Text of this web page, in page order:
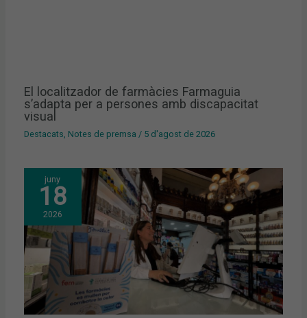
El localitzador de farmàcies Farmaguia
s’adapta per a persones amb discapacitat
visual
Destacats Notes de premsa / 5 d'agost de 2026
juny
18
2026